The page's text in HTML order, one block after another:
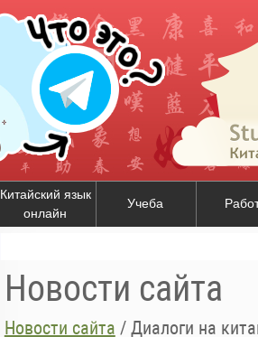
Китайский язык
онлайн
Учеба
Новости сайта
Новости сайта / Диалоги на